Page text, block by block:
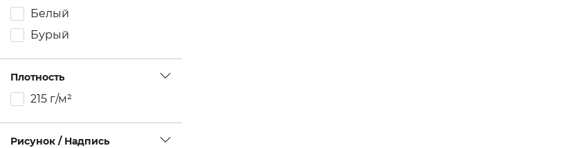
Белый
Бурый
Плотность
215 г/м²
Рисунок / Надпись